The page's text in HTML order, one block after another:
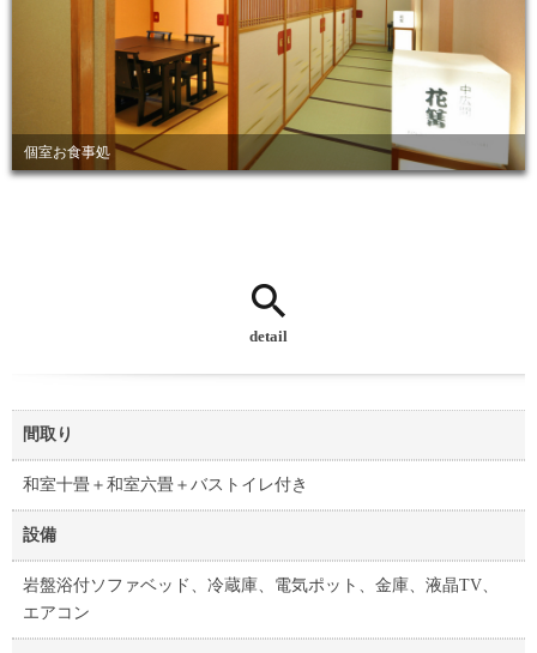
個室お食事処
detail
間取り
和室十畳＋和室六畳＋バストイレ付き
設備
岩盤浴付ソファベッド、冷蔵庫、電気ポット、金庫、液晶TV、
エアコン